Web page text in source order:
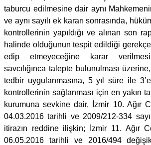
taburcu edilmesine dair aynı
ve aynı sayılı ek kararı sonrasında,
kontrollerinin yapıldığı ve alınan son
halinde olduğunun tespit edildiği
edip etmeyeceğine karar
savcılığınca talepte bulunulması
tedbir uygulanmasına, 5 yıl süre ile
kontrollerinin sağlanması için en yakın
kurumuna sevkine dair, İzmir 10. Ağır
04.03.2016 tarihli ve 2009/212-334
itirazın reddine ilişkin; İzmir 11. Ağır
06.05.2016 tarihli ve 2016/494 değişik